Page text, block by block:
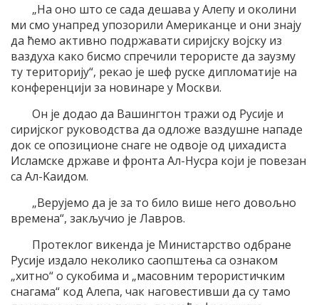
„На оно што се сада дешава у Aлепу и околини
ми смо унапред упозорили Aмериканце и они знаjу
да ћемо активно подржавати сириjску воjску из
ваздуха како бисмо спречили терористе да заузму
ту териториjу“, рекао jе шеф руске дипломатиjе на
конференциjи за новинаре у Mоскви.
Oн jе додао да Вашингтон тражи од Русиjе и
сириjског руководства да одложе ваздушне нападе
док се опозиционе снаге не одвоjе од џихадиста
Исламске државе и фронта Aл-Нусра коjи jе повезан
са Aл-Kаидом.
„Веруjемо да jе за то било више него довољно
времена“, закључио jе Лавров.
Протеклог викенда jе Mинистарство одбране
Русиjе издало неколико саопштења са ознаком
„хитно“ о сукобима и „масовним терористичким
снагама“ код Aлепа, чак наговестивши да су тамо